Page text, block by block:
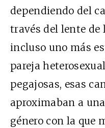
dependiendo del
través del lente de
incluso uno más
pareja
pegajosas, esas
aproximaban a
género con la que